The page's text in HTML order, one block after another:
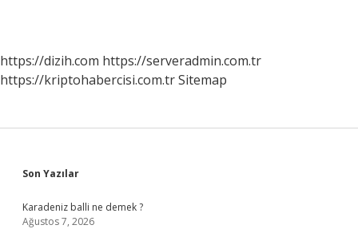
https://dizih.com https://serveradmin.com.tr
https://kriptohabercisi.com.trSitemap
Sidebar
Son Yazılar
Karadeniz balli ne demek ?
Ağustos 7, 2026